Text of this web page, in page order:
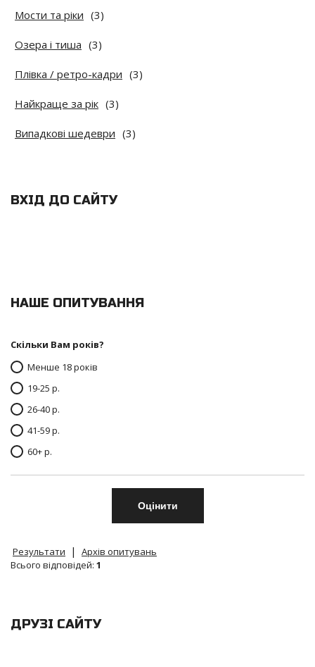
Мости та ріки (3)
Озера і тиша (3)
Плівка / ретро-кадри (3)
Найкраще за рік (3)
Випадкові шедеври (3)
ВХІД ДО САЙТУ
НАШЕ ОПИТУВАННЯ
Скільки Вам років?
Менше 18 років
19-25 р.
26-40 р.
41-59 р.
60+ р.
Результати |
Архів опитувань
Всього відповідей: 1
ДРУЗІ САЙТУ